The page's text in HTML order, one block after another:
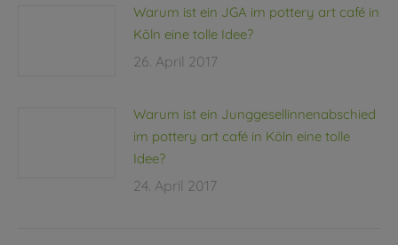
Warum ist ein JGA im pottery art café in
Köln eine tolle Idee?
26. April 2017
Warum ist ein Junggesellinnenabschied
im pottery art café in Köln eine tolle
Idee?
24. April 2017